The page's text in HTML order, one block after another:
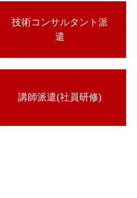
技術コンサルタント派
遣
講師派遣(社員研修)